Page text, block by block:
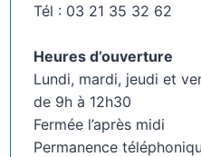
Tél : 03 21 35 32 62
Heures d’ouverture
Lundi, mardi, jeudi et
de 9h à 12h30
Fermée l’après midi
Permanence